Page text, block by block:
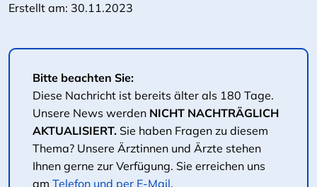
Erstellt am: 30.11.2023
Bitte beachten Sie:
Diese Nachricht ist bereits älter als 180 Tage.
Unsere News werden NICHT NACHTRÄGLICH
AKTUALISIERT. Sie haben Fragen zu diesem
Thema? Unsere Ärztinnen und Ärzte stehen
Ihnen gerne zur Verfügung. Sie erreichen uns
am Telefon und per E-Mail.